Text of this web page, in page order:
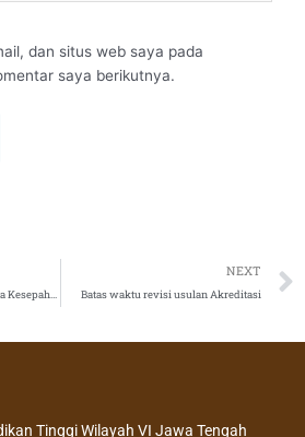
dan situs web saya pada
saya berikutnya.
USM-UMK Tandatangani Nota Kesepahaman
NEXT
Batas waktu revisi usulan Akreditasi
Tinggi Wilayah VI Jawa Tengah